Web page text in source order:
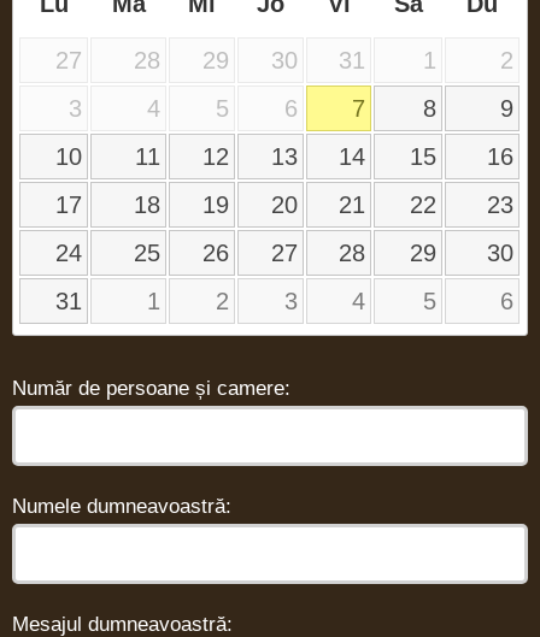
27 28 29 30 31 1
2
3
4 5 6 7 8
9
10
11 12 13 14 15
16
17
18 19 20 21 22
23
24
25 26 27 28 29
30
31
1 2 3 4 5 6
Număr de persoane și camere:
Numele dumneavoastră:
Mesajul dumneavoastră: